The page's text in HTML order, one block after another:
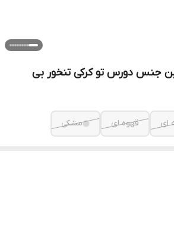
جنس دورس تو کرکی تنخور بی
ای قهوه ای مشکی